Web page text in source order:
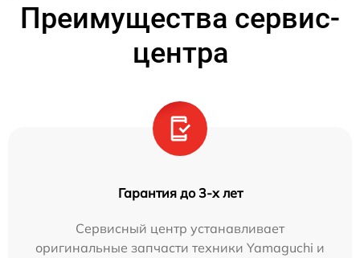
Преимущества сервис-
центра
Гарантия до 3-х лет
Сервисный центр устанавливает
оригинальные запчасти техники Yamaguchi и